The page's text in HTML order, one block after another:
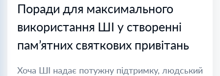
Поради для максимального
використання ШІ у створенні
пам’ятних святкових привітань
Хоча ШІ надає потужну підтримку, людський